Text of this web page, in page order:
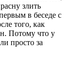
злить
в беседе с
того, как
Потому что у
просто за